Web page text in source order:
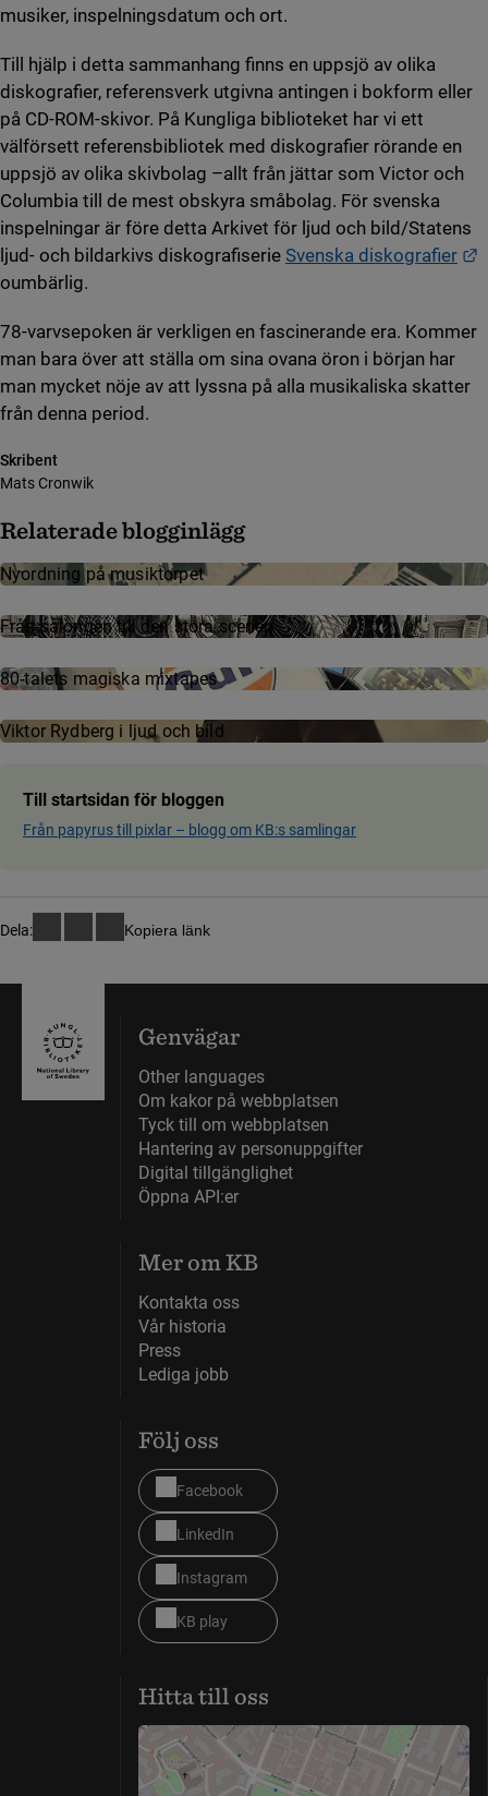
musiker, inspelningsdatum och ort.
Till hjälp i detta sammanhang finns en uppsjö av olika
diskografier, referensverk utgivna antingen i bokform eller
på CD-ROM-skivor. På Kungliga biblioteket har vi ett
välförsett referensbibliotek med diskografier rörande en
uppsjö av olika skivbolag –allt från jättar som Victor och
Columbia till de mest obskyra småbolag. För svenska
inspelningar är före detta Arkivet för ljud och bild/Statens
ljud- och bildarkivs diskografiserie Svenska diskografier
oumbärlig.
78-varvsepoken är verkligen en fascinerande era. Kommer
man bara över att ställa om sina ovana öron i början har
man mycket nöje av att lyssna på alla musikaliska skatter
från denna period.
Skribent
Mats Cronwik
Relaterade blogginlägg
Nyordning på musiktorpet
Från salongen till den stora scenen
80-talets magiska mixtapes
Viktor Rydberg i ljud och bild
Till startsidan för bloggen
Från papyrus till pixlar ­– blog­g om KB:s samling­ar
Dela: Kopiera länk
Genvägar
Other languages
Om kakor på webbplatsen
Tyck till om webbplatsen
Hantering av personuppgifter
Digital tillgänglighet
Öppna API:er
Mer om KB
Kontakta oss
Vår historia
Press
Lediga jobb
Följ oss
Facebook
LinkedIn
Instagram
KB play
Hitta till oss